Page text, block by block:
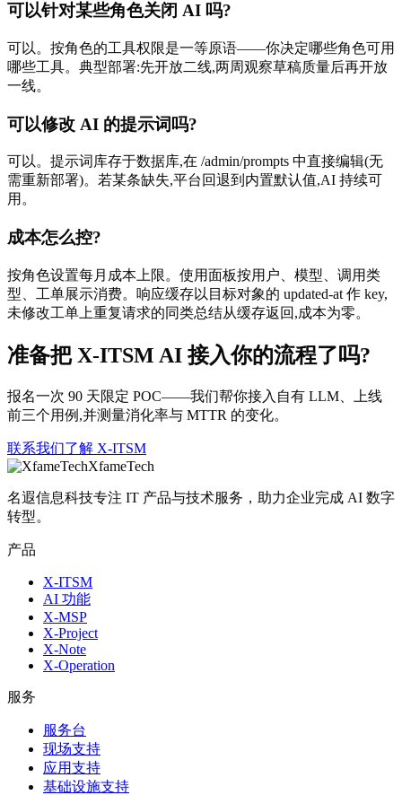
可以针对某些角色关闭 AI 吗?
可以。按角色的工具权限是一等原语——你决定哪些角色可用
哪些工具。典型部署:先开放二线,两周观察草稿质量后再开放
一线。
可以修改 AI 的提示词吗?
可以。提示词库存于数据库,在 /admin/prompts 中直接编辑(无
需重新部署)。若某条缺失,平台回退到内置默认值,AI 持续可
用。
成本怎么控?
按角色设置每月成本上限。使用面板按用户、模型、调用类
型、工单展示消费。响应缓存以目标对象的 updated-at 作 key,
未修改工单上重复请求的同类总结从缓存返回,成本为零。
准备把 X-ITSM AI 接入你的流程了吗?
报名一次 90 天限定 POC——我们帮你接入自有 LLM、上线
前三个用例,并测量消化率与 MTTR 的变化。
联系我们了解 X-ITSM
XfameTech
名遐信息科技专注 IT 产品与技术服务，助力企业完成 AI 数字
转型。
产品
X-ITSM
AI 功能
X-MSP
X-Project
X-Note
X-Operation
服务
服务台
现场支持
应用支持
基础设施支持